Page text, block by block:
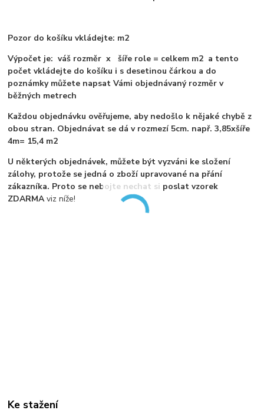
Pozor do košíku vkládejte: m2
Výpočet je: váš rozměr x šíře role = celkem m2 a tento
počet vkládejte do košíku i s desetinou čárkou a do
poznámky můžete napsat Vámi objednávaný rozměr v
běžných metrech
Každou objednávku ověřujeme, aby nedošlo k nějaké chybě z
obou stran. Objednávat se dá v rozmezí 5cm. např. 3,85xšíře
4m= 15,4 m2
U některých objednávek, můžete být vyzváni ke složení
zálohy, protože se jedná o zboží upravované na přání
zákazníka. Proto se nebojte nechat si poslat vzorek
ZDARMAviz níže!
Ke stažení